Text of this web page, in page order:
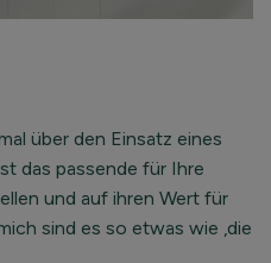
über den Einsatz eines
das passende für Ihre
und auf ihren Wert für
sind es so etwas wie ‚die